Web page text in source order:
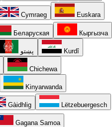
Cymraeg Euskara
Беларуская Кыргызча
پښتو Kurdî
Chichewa
Kinyarwanda
Gàidhlig Lëtzebuergesch
Gagana Samoa